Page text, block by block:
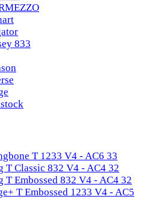
833
T 1233 V4 - AC6 33
T Classic 832 V4 - AC4 32
T Embossed 832 V4 - AC4 32
T Embossed 1233 V4 - AC5